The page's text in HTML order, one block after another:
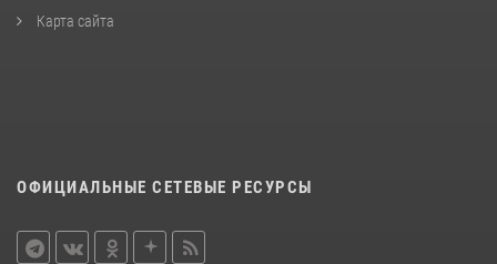
Карта сайта
ОФИЦИАЛЬНЫЕ СЕТЕВЫЕ РЕСУРСЫ